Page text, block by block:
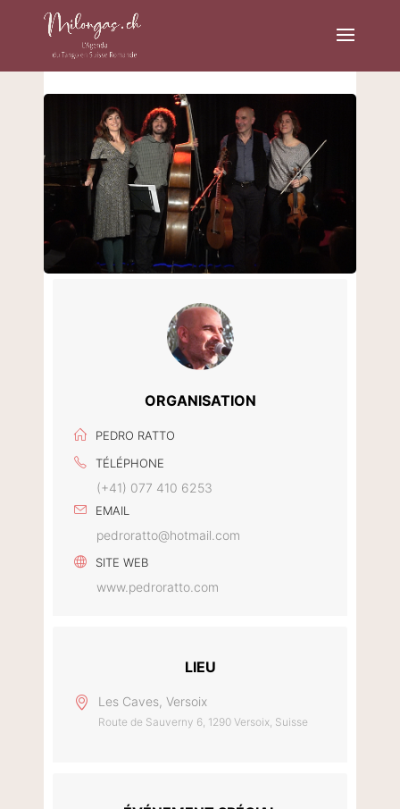
ORGANISATION
PEDRO RATTO
TÉLÉPHONE
(+41) 077 410 6253
EMAIL
pedroratto@hotmail.com
SITE WEB
www.pedroratto.com
LIEU
Les Caves, Versoix
Route de Sauverny 6, 1290 Versoix, Suisse